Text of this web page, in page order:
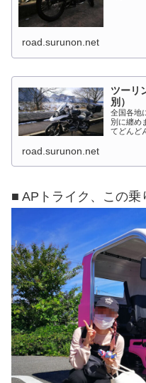
road.surunon.net
ツーリ
別）
全国各地
別に纏め
てどんど
なかな
road.surunon.net
■ APトライク、この乗